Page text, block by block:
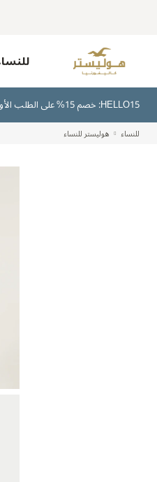
HELLO15: خصم 15% على الطلب الأول عند استخدام الكود | توصيل مجاني على جميع الطلبات بقيمة 300 ريال سعودي أو أكثر | اشترِ الآن وادفع لاحقًا عبر تابي وتمارا
للنساء هوليستر للنساء